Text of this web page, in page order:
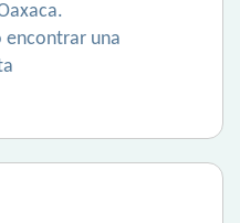
encontrar una